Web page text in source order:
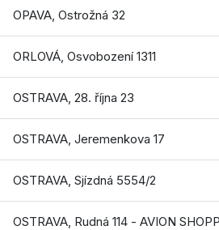
OPAVA, Ostrožná 32
ORLOVÁ, Osvobození 1311
OSTRAVA, 28. října 23
OSTRAVA, Jeremenkova 17
OSTRAVA, Sjízdná 5554/2
OSTRAVA, Rudná 114 -